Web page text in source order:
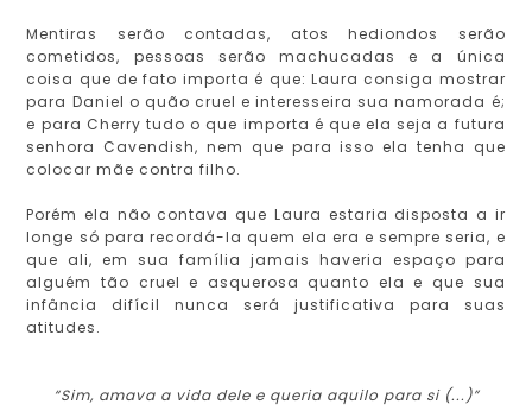
Mentiras serão contadas, atos hediondos serão
cometidos, pessoas serão machucadas e a única
coisa que de fato importa é que: Laura consiga mostrar
para Daniel o quão cruel e interesseira sua namorada é;
e para Cherry tudo o que importa é que ela seja a futura
senhora Cavendish, nem que para isso ela tenha que
colocar mãe contra filho.
Porém ela não contava que Laura estaria disposta a ir
longe só para recordá-la quem ela era e sempre seria, e
que ali, em sua família jamais haveria espaço para
alguém tão cruel e asquerosa quanto ela e que sua
infância difícil nunca será justificativa para suas
atitudes.
“Sim, amava a vida dele e queria aquilo para si (...)”